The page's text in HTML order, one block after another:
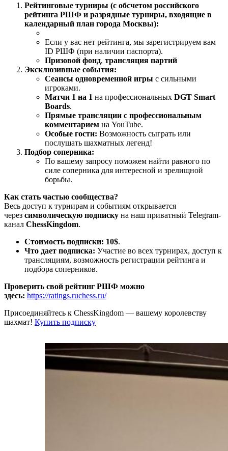
Рейтинговые турниры (с обсчетом российского
рейтинга РШФ и разрядные турниры, входящие в
календарный план города Москвы):
Если у вас нет рейтинга, мы зарегистрируем вам
ID РШФ (при наличии паспорта).
Призовой фонд, трансляция партий
Эксклюзивные события:
Сеансы одновременной игры с сильными
игроками.
Матчи 1 на 1 на профессиональных DGT Smart
Boards.
Прямые трансляции с профессиональным
комментарием на YouTube.
Особые гости: Возможность сыграть или
послушать шахматных легенд!
Подбор соперника:
По вашему запросу поможем найти равного по
силе соперника для интересной и зрелищной
борьбы.
Как стать частью сообщества?
Весь доступ к турнирам и событиям открывается
через символическую подписку на наш приватный Telegram-
канал ChessKingdom.
Стоимость подписки: 10$.
Что дает подписка: Участие во всех турнирах, доступ к
трансляциям, возможность регистрации рейтинга и
подбора соперников.
Проверить свой рейтинг РШФ можно
здесь: https://ratings.ruchess.ru/
Присоединяйтесь к ChessKingdom — вашему королевству
шахмат! Купить подписку